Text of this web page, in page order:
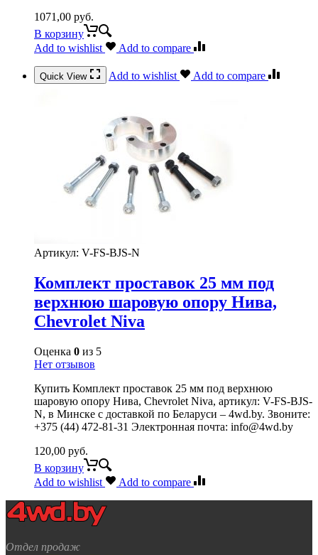
1071,00 руб.
В корзину
Add to wishlist
Add to compare
Quick View Add to wishlist Add to compare
Артикул: V-FS-BJS-N
Комплект проставок 25 мм под
верхнюю шаровую опору Нива,
Chevrolet Niva
Оценка 0 из 5
Нет отзывов
Купить Комплект проставок 25 мм под верхнюю
шаровую опору Нива, Chevrolet Niva, артикул: V-FS-BJS-
N, в Минске с доставкой по Беларуси – 4wd.by. Звоните:
+375 (44) 472-81-31 Электронная почта: info@4wd.by
120,00 руб.
В корзину
Add to wishlist
Add to compare
Отдел продаж